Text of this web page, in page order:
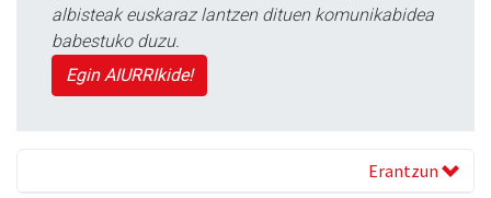
albisteak euskaraz lantzen dituen komunikabidea
babestuko duzu.
Egin AIURRIkide!
Erantzun